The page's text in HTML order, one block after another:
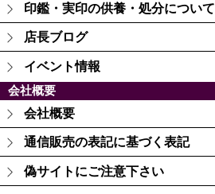
印鑑・実印の供養・処分について
店長ブログ
イベント情報
会社概要
会社概要
通信販売の表記に基づく表記
偽サイトにご注意下さい